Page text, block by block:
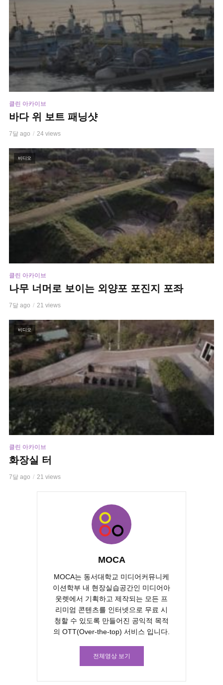
클린 아카이브
바다 위 보트 패닝샷
7달 ago 24 views
비디오
클린 아카이브
나무 너머로 보이는 외양포 포진지 포좌
7달 ago 21 views
비디오
클린 아카이브
화장실 터
7달 ago 21 views
MOCA
MOCA는 동서대학교 미디어커뮤니케
이션학부 내 현장실습공간인 미디어아
웃렛에서 기획하고 제작되는 모든 프
리미엄 콘텐츠를 인터넷으로 무료 시
청할 수 있도록 만들어진 공익적 목적
의 OTT(Over-the-top) 서비스 입니다.
전체영상 보기